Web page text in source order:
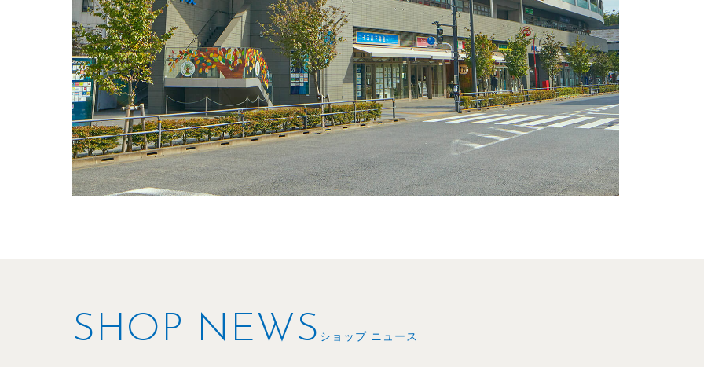
SHOP NEWS ショップ ニュース